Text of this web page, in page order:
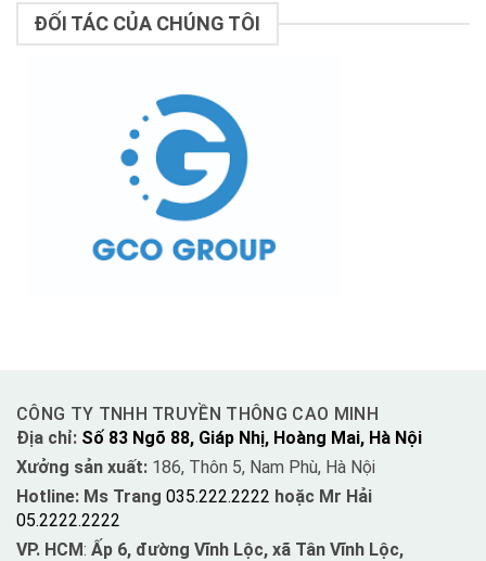
ĐỐI TÁC CỦA CHÚNG TÔI
CÔNG TY TNHH TRUYỀN THÔNG CAO MINH
Địa chỉ: Số 83 Ngõ 88, Giáp Nhị, Hoàng Mai, Hà Nội
Xưởng sản xuất: 186, Thôn 5, Nam Phù, Hà Nội
Hotline: Ms Trang 035.222.2222 hoặc Mr Hải
05.2222.2222
VP. HCM: Ấp 6, đường Vĩnh Lộc, xã Tân Vĩnh Lộc,